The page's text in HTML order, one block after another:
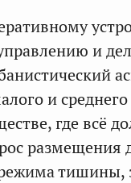
и
и
где всё
размещения
тишины,